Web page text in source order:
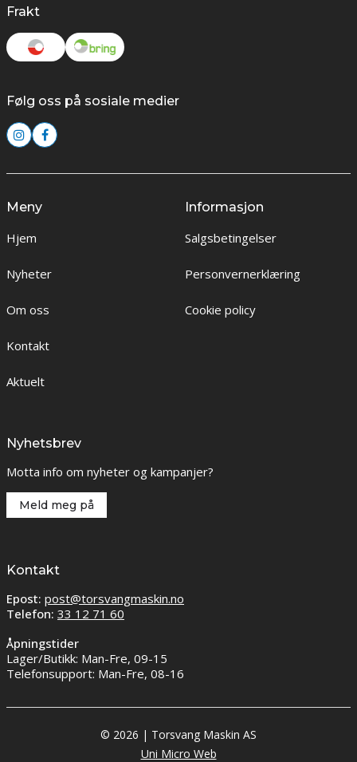
Frakt
Følg oss på sosiale medier
Meny
Hjem
Nyheter
Om oss
Kontakt
Aktuelt
Informasjon
Salgsbetingelser
Personvernerklæring
Cookie policy
Nyhetsbrev
Motta info om nyheter og kampanjer?
Meld meg på
Kontakt
Epost: post@torsvangmaskin.no
Telefon: 33 12 71 60
Åpningstider
Lager/Butikk: Man-Fre, 09-15
Telefonsupport: Man-Fre, 08-16
© 2026 | Torsvang Maskin AS
Uni Micro Web